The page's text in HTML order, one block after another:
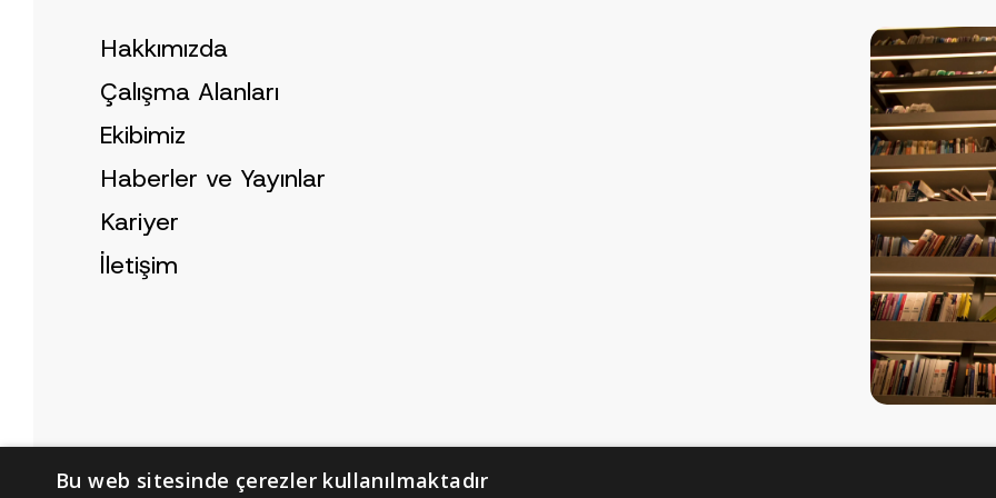
Hakkımızda
Çalışma Alanları
Ekibimiz
Haberler ve Yayınlar
Kariyer
İletişim
Bu web sitesinde çerezler kullanılmaktadır